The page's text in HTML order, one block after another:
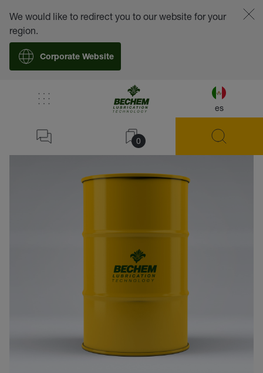
es
0
We would like to redirect you to our website for your
region.
Corporate Website